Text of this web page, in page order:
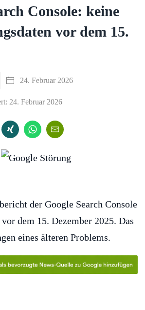
Console: keine
vor dem 15.
24. Februar 2026
24. Februar 2026
der Google Search Console
dem 15. Dezember 2025. Das
eines älteren Problems.